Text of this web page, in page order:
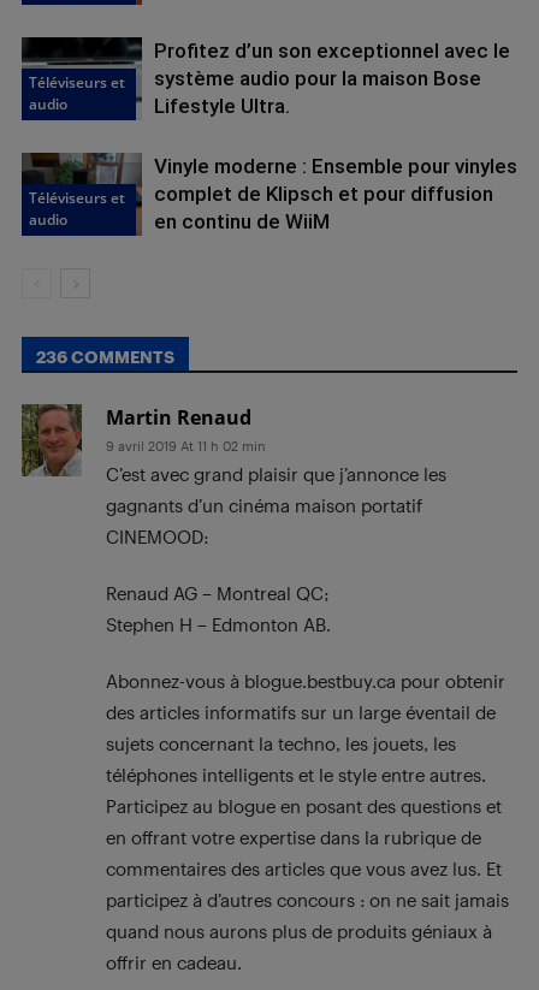
Téléviseurs et
audio
Profitez d’un son exceptionnel avec le
système audio pour la maison Bose
Lifestyle Ultra.
Téléviseurs et
audio
Vinyle moderne : Ensemble pour vinyles
complet de Klipsch et pour diffusion
en continu de WiiM
236 COMMENTS
Martin Renaud
9 avril 2019 At 11 h 02 min
C’est avec grand plaisir que j’annonce les
gagnants d’un cinéma maison portatif
CINEMOOD:
Renaud AG – Montreal QC;
Stephen H – Edmonton AB.
Abonnez-vous à blogue.bestbuy.ca pour obtenir
des articles informatifs sur un large éventail de
sujets concernant la techno, les jouets, les
téléphones intelligents et le style entre autres.
Participez au blogue en posant des questions et
en offrant votre expertise dans la rubrique de
commentaires des articles que vous avez lus. Et
participez à d’autres concours : on ne sait jamais
quand nous aurons plus de produits géniaux à
offrir en cadeau.